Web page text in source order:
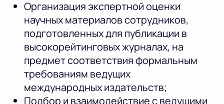
Организация экспертной оценки
научных материалов сотрудников,
подготовленных для публикации в
высокорейтинговых журналах, на
предмет соответствия формальным
требованиям ведущих
международных издательств;
Подбор и взаимодействие с ведущими